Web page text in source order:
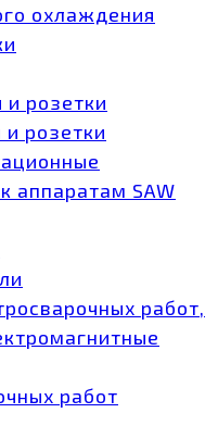
охлаждения
розетки
розетки
аппаратам SAW
работ,
работ